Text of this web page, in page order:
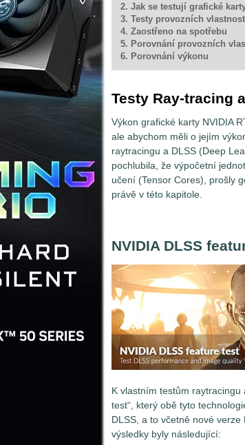
2. Jak se testují grafické
3. Testy provozních
4. Zaostřeno na spotřebu
5. Porovnání provozních
6. Porovnání výkonu
Testy Ray-tracing
Výkon grafické karty NVIDIA
ale abychom měli o jejím
raytracingu a DLSS (Deep
pochlubila, že výpočetní
učení (Tensor Cores), prošly
právě v této kapitole.
NVIDIA DLSS
K vlastním testům raytracingu
test“, který obě tyto
DLSS, a to včetně nové
výsledky byly následující: